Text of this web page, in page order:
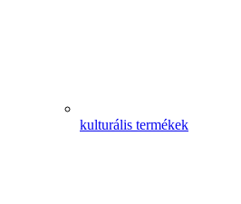
kulturális termékek